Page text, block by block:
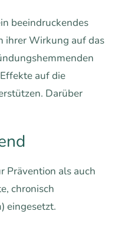
beeindruckendes
ihrer Wirkung auf das
auf die
Darüber
Prävention als auch
chronisch
eingesetzt.